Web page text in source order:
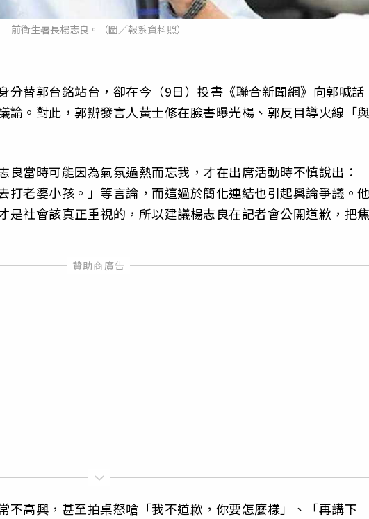
前衛生署長楊志良。（圖／報系資料照）
分替郭台銘站台，卻在今（9日）投書《聯合新聞網》向郭喊話
論。對此，郭辦發言人黃士修在臉書曝光楊、郭反目導火線「
良當時可能因為氣氛過熱而忘我，才在出席活動時不慎說出：
打老婆小孩。」等言論，而這過於簡化連結也引起輿論爭議。
是社會該真正重視的，所以建議楊志良在記者會公開道歉，把
不高興，甚至拍桌怒嗆「我不道歉，你要怎麼樣」、「再講下